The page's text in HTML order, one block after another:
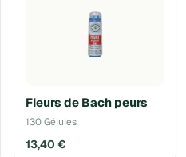
Fleurs de Bach peurs
130 Gélules
13,40 €